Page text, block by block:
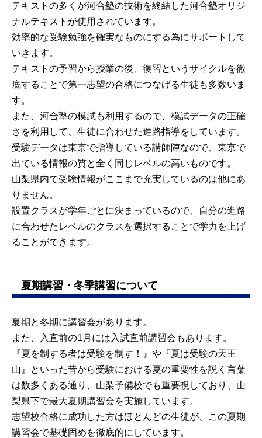
テキストの多くが河合塾の技術を終結した河合塾オリジ
ナルテキストが使用されています。
効率的な受験勉強を確実なものにする為にサポートして
いきます。
テキストの予習から授業の後、復習というサイクルを徹
底することで第一志望の合格につなげる生徒も多数いま
す。
また、河合塾の模試も利用するので、模試データの正確
さを利用して、生徒に合わせた進路指導をしています。
受験データは東京で指導している講師陣なので、東京で
出ている情報の質と全く同じレベルの高いものです。
山梨県内で受験情報がここまで充実しているのは他にあ
りません。
設置クラスが学年ごとに決まっているので、自分の進路
に合わせたレベルのクラスを選択することで学力を上げ
ることができます。
夏期講習・冬季講習について
夏期と冬期に講習会があります。
また、入直前の1月には入試直前講習会もあります。
『夏を制する者は受験を制す！』や『夏は受験の天王
山』といった昔から受験における夏の重要性を説く言葉
は数多くある通り、山梨予備校でも重要視しており、山
梨県下で最大夏期講習会を実施しています。
志望校合格に成功した方はほとんどの生徒が、この夏期
講習会で基礎固めを徹底的にしています。